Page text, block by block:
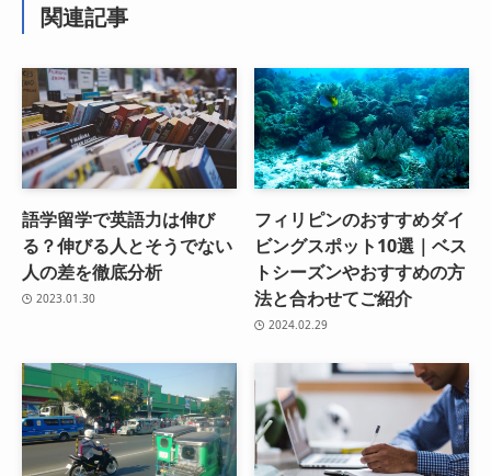
関連記事
語学留学で英語力は伸び
る？伸びる人とそうでない
人の差を徹底分析
2023.01.30
フィリピンのおすすめダイ
ビングスポット10選｜ベス
トシーズンやおすすめの方
法と合わせてご紹介
2024.02.29